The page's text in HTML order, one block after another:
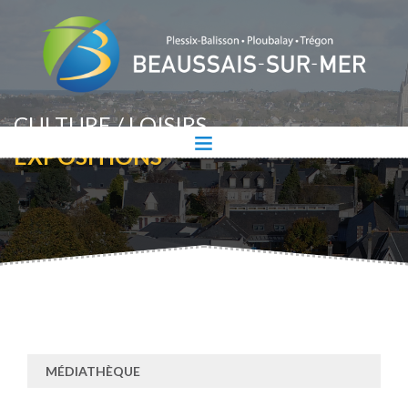
CULTURE / LOISIRS
EXPOSITIONS
MÉDIATHÈQUE